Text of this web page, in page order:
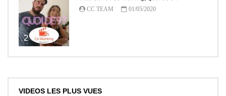
2
CC TEAM
01/05/2020
VIDEOS LES PLUS VUES